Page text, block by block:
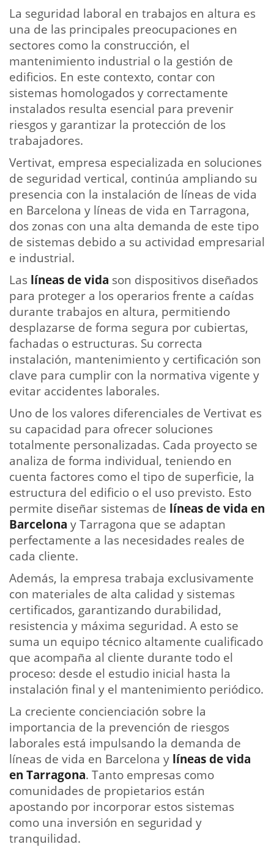
La seguridad laboral en trabajos en altura es
una de las principales preocupaciones en
sectores como la construcción, el
mantenimiento industrial o la gestión de
edificios. En este contexto, contar con
sistemas homologados y correctamente
instalados resulta esencial para prevenir
riesgos y garantizar la protección de los
trabajadores.
Vertivat, empresa especializada en soluciones
de seguridad vertical, continúa ampliando su
presencia con la instalación de líneas de vida
en Barcelona y líneas de vida en Tarragona,
dos zonas con una alta demanda de este tipo
de sistemas debido a su actividad empresarial
e industrial.
Las líneas de vida son dispositivos diseñados
para proteger a los operarios frente a caídas
durante trabajos en altura, permitiendo
desplazarse de forma segura por cubiertas,
fachadas o estructuras. Su correcta
instalación, mantenimiento y certificación son
clave para cumplir con la normativa vigente y
evitar accidentes laborales.
Uno de los valores diferenciales de Vertivat es
su capacidad para ofrecer soluciones
totalmente personalizadas. Cada proyecto se
analiza de forma individual, teniendo en
cuenta factores como el tipo de superficie, la
estructura del edificio o el uso previsto. Esto
permite diseñar sistemas de líneas de vida en
Barcelona y Tarragona que se adaptan
perfectamente a las necesidades reales de
cada cliente.
Además, la empresa trabaja exclusivamente
con materiales de alta calidad y sistemas
certificados, garantizando durabilidad,
resistencia y máxima seguridad. A esto se
suma un equipo técnico altamente cualificado
que acompaña al cliente durante todo el
proceso: desde el estudio inicial hasta la
instalación final y el mantenimiento periódico.
La creciente concienciación sobre la
importancia de la prevención de riesgos
laborales está impulsando la demanda de
líneas de vida en Barcelona y líneas de vida
en Tarragona. Tanto empresas como
comunidades de propietarios están
apostando por incorporar estos sistemas
como una inversión en seguridad y
tranquilidad.